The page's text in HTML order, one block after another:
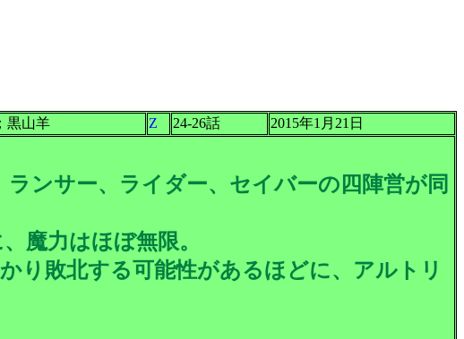
黒山羊 Z 24-26話 2015年1月21日
ンサー、ライダー、セイバーの四陣営が同
魔力はほぼ無限。
り敗北する可能性があるほどに、アルトリ